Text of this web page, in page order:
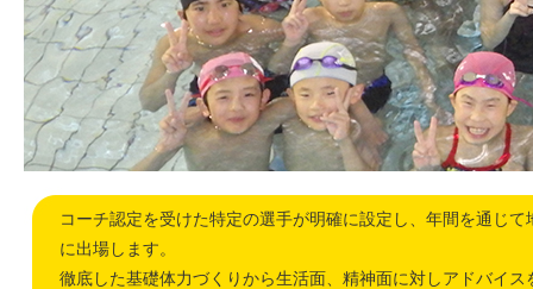
コーチ認定を受けた特定の選手が明確に設定し、年間を通じて
に出場します。
徹底した基礎体力づくりから生活面、精神面に対しアドバイス